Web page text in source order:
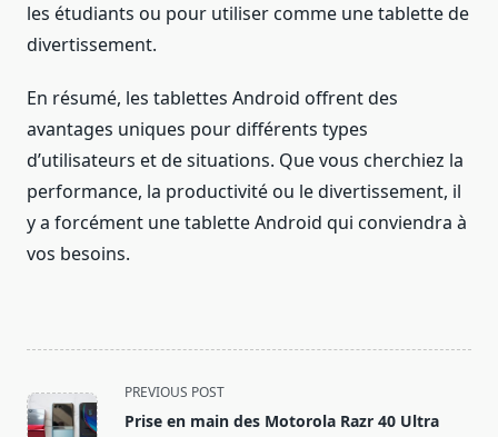
les étudiants ou pour utiliser comme une tablette de
divertissement.
En résumé, les tablettes Android offrent des
avantages uniques pour différents types
d’utilisateurs et de situations. Que vous cherchiez la
performance, la productivité ou le divertissement, il
y a forcément une tablette Android qui conviendra à
vos besoins.
<span
class="nav-
PREVIOUS POST
Prise en main des Motorola Razr 40 Ultra